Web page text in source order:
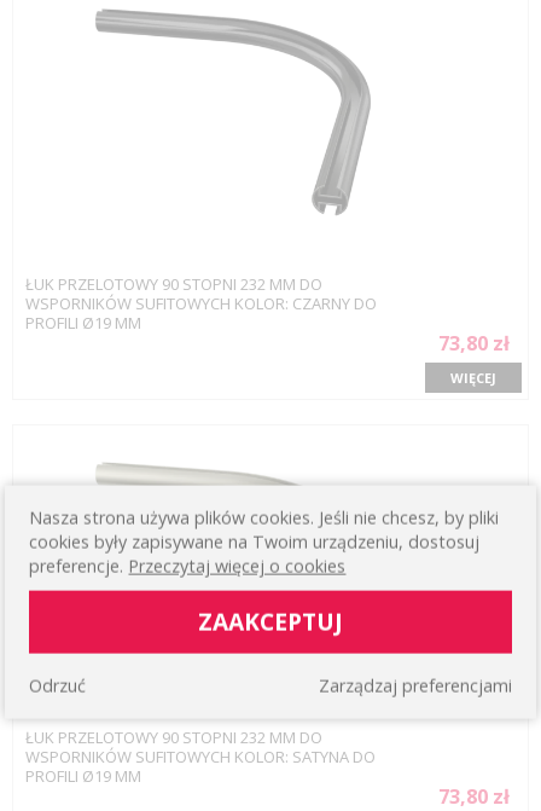
ŁUK PRZELOTOWY 90 STOPNI 232 MM DO
WSPORNIKÓW SUFITOWYCH KOLOR: CZARNY DO
PROFILI Ø19 MM
73,80 zł
WIĘCEJ
ŁUK PRZELOTOWY 90 STOPNI 232 MM DO
WSPORNIKÓW SUFITOWYCH KOLOR: SATYNA DO
PROFILI Ø19 MM
73,80 zł
Nasza strona używa plików cookies. Jeśli nie chcesz, by pliki
cookies były zapisywane na Twoim urządzeniu, dostosuj
preferencje. Przeczytaj więcej o cookies
ZAAKCEPTUJ
Zarządzaj preferencjami
Odrzuć